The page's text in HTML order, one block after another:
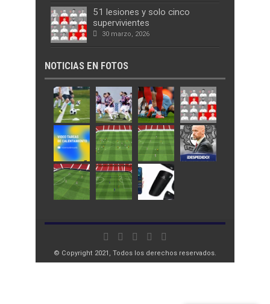
51 lesiones y solo cinco
supervivientes
30 marzo, 2026
NOTICIAS EN FOTOS
© Copyright 2021, Todos los derechos reservados.